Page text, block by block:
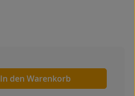
In den Warenkorb